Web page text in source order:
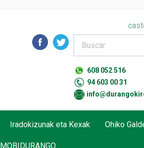
608 052 516
94 603 00 31
Iradokizunak eta Kexak Ohiko
MOBIDURANGO